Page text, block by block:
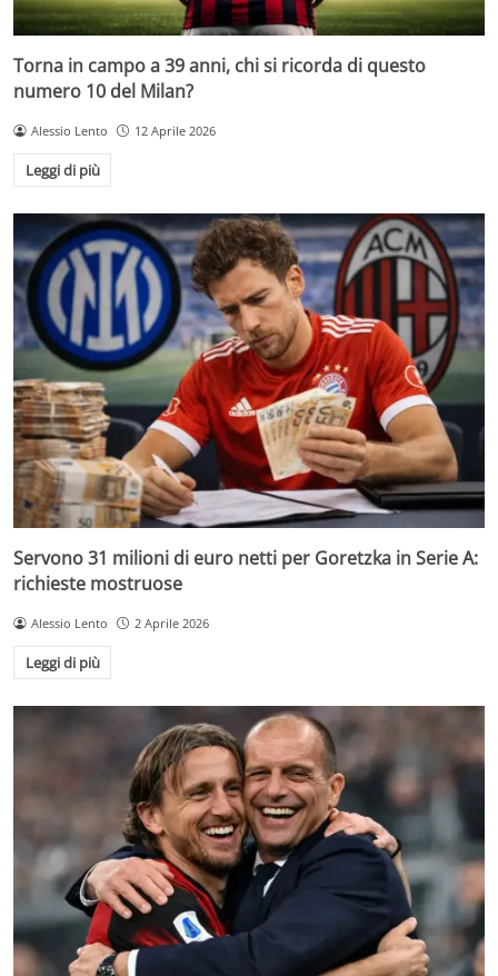
Torna in campo a 39 anni, chi si ricorda di questo
numero 10 del Milan?
Alessio Lento 12 Aprile 2026
Leggi di più
Servono 31 milioni di euro netti per Goretzka in Serie A:
richieste mostruose
Alessio Lento 2 Aprile 2026
Leggi di più